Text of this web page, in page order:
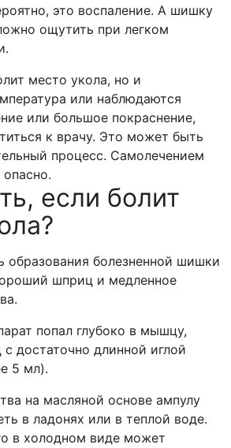
это воспаление. А шишку
ощутить при легком
место укола, но и
или наблюдаются
или большое покраснение,
к врачу. Это может быть
процесс. Самолечением
если болит
образования болезненной шишки
шприц и медленное
попал глубоко в мышцу,
достаточно длинной иглой
5 мл).
на масляной основе ампулу
в ладонях или в теплой воде.
в холодном виде может